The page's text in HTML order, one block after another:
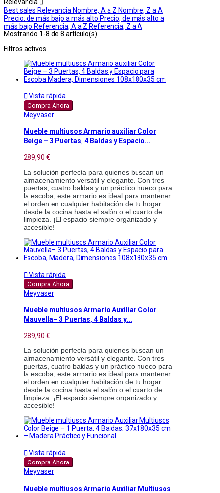
Relevancia 
Best sales Relevancia Nombre, A a Z Nombre, Z a A
Precio: de más bajo a más alto Precio, de más alto a
más bajo Referencia, A a Z Referencia, Z a A
Mostrando 1-8 de 8 artículo(s)
Filtros activos
 Vista rápida
Compra Ahora
Meyvaser
Mueble multiusos Armario auxiliar Color
Beige – 3 Puertas, 4 Baldas y Espacio...
289,90 €
La solución perfecta para quienes buscan un
almacenamiento versátil y elegante. Con tres
puertas, cuatro baldas y un práctico hueco para
la escoba, este armario es ideal para mantener
el orden en cualquier habitación de tu hogar:
desde la cocina hasta el salón o el cuarto de
limpieza. ¡El espacio siempre organizado y
accesible!
 Vista rápida
Compra Ahora
Meyvaser
Mueble multiusos Armario Auxiliar Color
Mauvella– 3 Puertas, 4 Baldas y...
289,90 €
La solución perfecta para quienes buscan un
almacenamiento versátil y elegante. Con tres
puertas, cuatro baldas y un práctico hueco para
la escoba, este armario es ideal para mantener
el orden en cualquier habitación de tu hogar:
desde la cocina hasta el salón o el cuarto de
limpieza. ¡El espacio siempre organizado y
accesible!
 Vista rápida
Compra Ahora
Meyvaser
Mueble multiusos Armario Auxiliar Multiusos